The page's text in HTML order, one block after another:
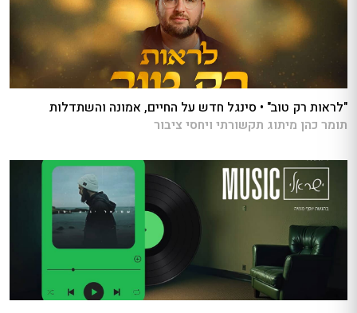
"לראות רק טוב" • סינגל חדש על החיים, אמונה והשתדלות
תומר כהן מיתוג תקשורתי ויחסי ציבור